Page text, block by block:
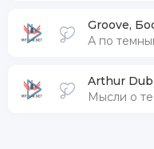
Groove,
Arthur
Мысли о